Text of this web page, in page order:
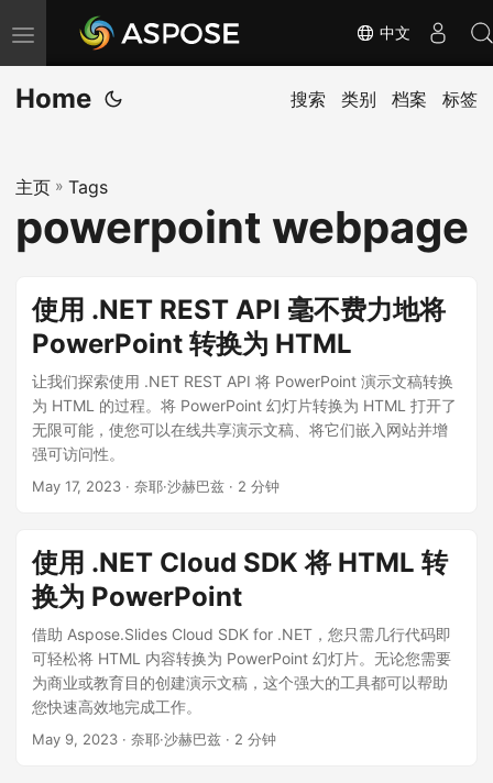
切
换
导
中文
Home 搜索 类别 档案 标签
主页 » Tags
powerpoint webpage
使用 .NET REST API 毫不费力地将
PowerPoint 转换为 HTML
让我们探索使用 .NET REST API 将 PowerPoint 演示文稿转换
为 HTML 的过程。将 PowerPoint 幻灯片转换为 HTML 打开了
无限可能，使您可以在线共享演示文稿、将它们嵌入网站并增
强可访问性。
May 17, 2023 · 奈耶·沙赫巴兹 · 2 分钟
使用 .NET Cloud SDK 将 HTML 转
换为 PowerPoint
借助 Aspose.Slides Cloud SDK for .NET，您只需几行代码即
可轻松将 HTML 内容转换为 PowerPoint 幻灯片。无论您需要
为商业或教育目的创建演示文稿，这个强大的工具都可以帮助
您快速高效地完成工作。
May 9, 2023 · 奈耶·沙赫巴兹 · 2 分钟